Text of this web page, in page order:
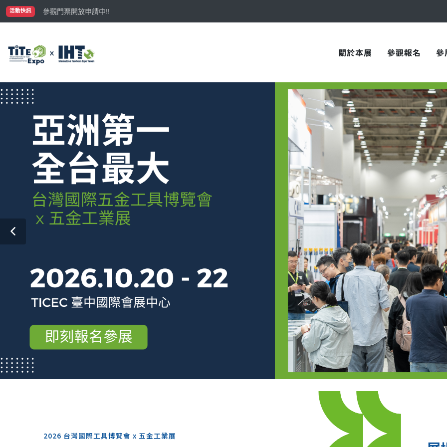
活動快訊
參觀門票開放申請中‼️
最大規模台灣五金展TiTE x IHT，2026/10/20-22與您在臺中國際會展中心再次相見！
關於本展 參觀報名 參
2026 台灣國際工具博覽會 x 五金工業展